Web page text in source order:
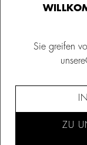
Sie greifen
ZU